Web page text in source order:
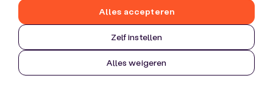
Zelf instellen
Alles weigeren
Alles accepteren